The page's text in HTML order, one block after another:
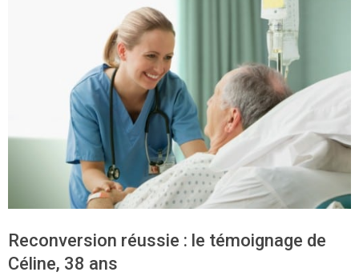
Reconversion réussie : le témoignage de
Céline, 38 ans